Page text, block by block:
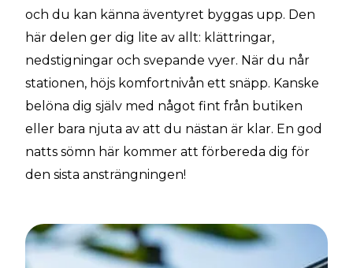
och du kan känna äventyret byggas upp. Den
här delen ger dig lite av allt: klättringar,
nedstigningar och svepande vyer. När du når
stationen, höjs komfortnivån ett snäpp. Kanske
belöna dig själv med något fint från butiken
eller bara njuta av att du nästan är klar. En god
natts sömn här kommer att förbereda dig för
den sista ansträngningen!